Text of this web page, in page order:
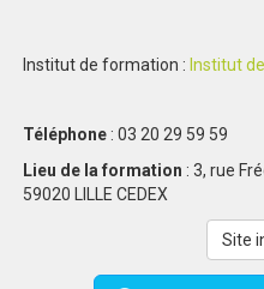
Institut de formation : Institut
Téléphone : 03 20 29 59 59
Lieu de la formation : 3, rue
59020 LILLE CEDEX
Site